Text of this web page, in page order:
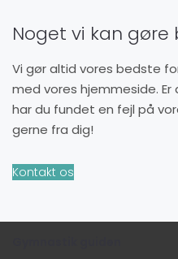
Noget vi kan gøre
Vi gør altid vores bedste
med vores hjemmeside.
har du fundet en fejl på
gerne fra dig!
Kontakt os